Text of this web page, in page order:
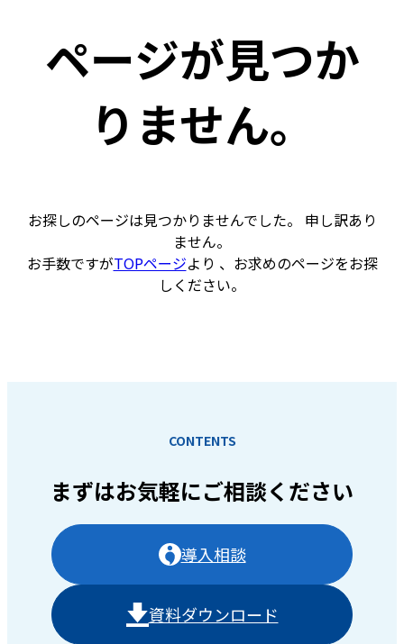
ページが見つか
りません。
お探しのページは見つかりませんでした。 申し訳あり
ません。
お手数ですがTOPページより 、お求めのページをお探
しください。
CONTENTS
まずはお気軽にご相談ください
導入相談
資料ダウンロード